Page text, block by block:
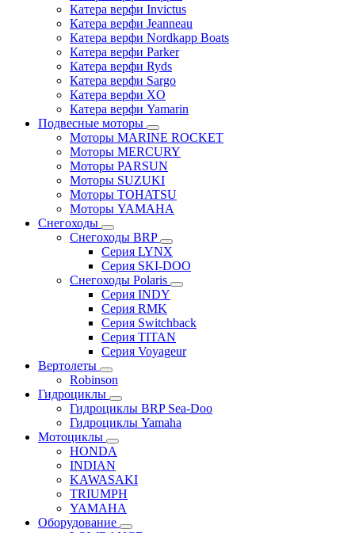
Катера верфи Invictus
Катера верфи Jeanneau
Катера верфи Nordkapp Boats
Катера верфи Parker
Катера верфи Ryds
Катера верфи Sargo
Катера верфи XO
Катера верфи Yamarin
Подвесные моторы
Моторы MARINE ROCKET
Моторы MERCURY
Моторы PARSUN
Моторы SUZUKI
Моторы TOHATSU
Моторы YAMAHA
Снегоходы
Снегоходы BRP
Серия LYNX
Серия SKI-DOO
Снегоходы Polaris
Серия INDY
Серия RMK
Серия Switchback
Серия TITAN
Серия Voyageur
Вертолеты
Robinson
Гидроциклы
Гидроциклы BRP Sea-Doo
Гидроциклы Yamaha
Мотоциклы
HONDA
INDIAN
KAWASAKI
TRIUMPH
YAMAHA
Оборудование